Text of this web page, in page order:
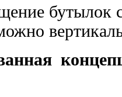
бутылок